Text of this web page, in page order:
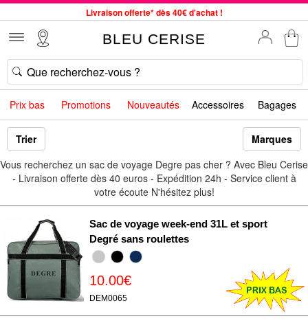
Livraison offerte* dès 40€ d'achat !
Commande avant 12h expédiée le jour même, du lundi au vendredi
33 magasins en France. Un à proximité de chez vous ?
Bon shopping chez BLEU CERISE !
Jusqu'à -75% sur le site du 29/07 au 27/08
Samsonite, Delsey, American Tourister, Little Marcel à Prix Bas
BLEU CERISE
Prix bas Promotions Nouveautés Accessoires Bagages
Trier
Marques
Vous recherchez un sac de voyage Degre pas cher ? Avec Bleu Cerise
- Livraison offerte dès 40 euros - Expédition 24h - Service client à
votre écoute N'hésitez plus!
Sac de voyage week-end 31L et sport
Degré sans roulettes
10.00€
DEM0065